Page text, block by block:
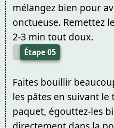
mélangez bien pour
onctueuse. Remettez
2-3 min tout doux.
Étape 05
Faites bouillir
les pâtes en suivant
paquet, égouttez-les